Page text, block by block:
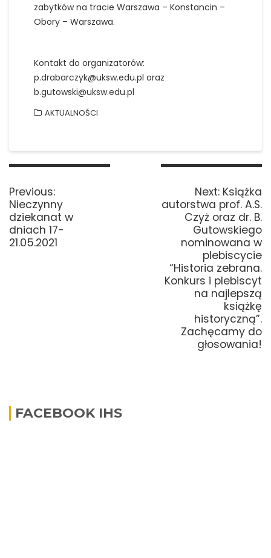
zabytków na tracie Warszawa – Konstancin –
Obory – Warszawa.
Kontakt do organizatorów:
p.drabarczyk@uksw.edu.pl oraz
b.gutowski@uksw.edu.pl
AKTUALNOŚCI
Nawigacja
Previous:Previous
post:
Nieczynny
dziekanat w
dniach 17-
21.05.2021
Next: Next
post:
Książka
autorstwa prof. A.S.
Czyż oraz dr. B.
Gutowskiego
nominowana w
plebiscycie
“Historia zebrana.
Konkurs i plebiscyt
na najlepszą
książkę
historyczną”.
Zachęcamy do
głosowania!
FACEBOOK IHS